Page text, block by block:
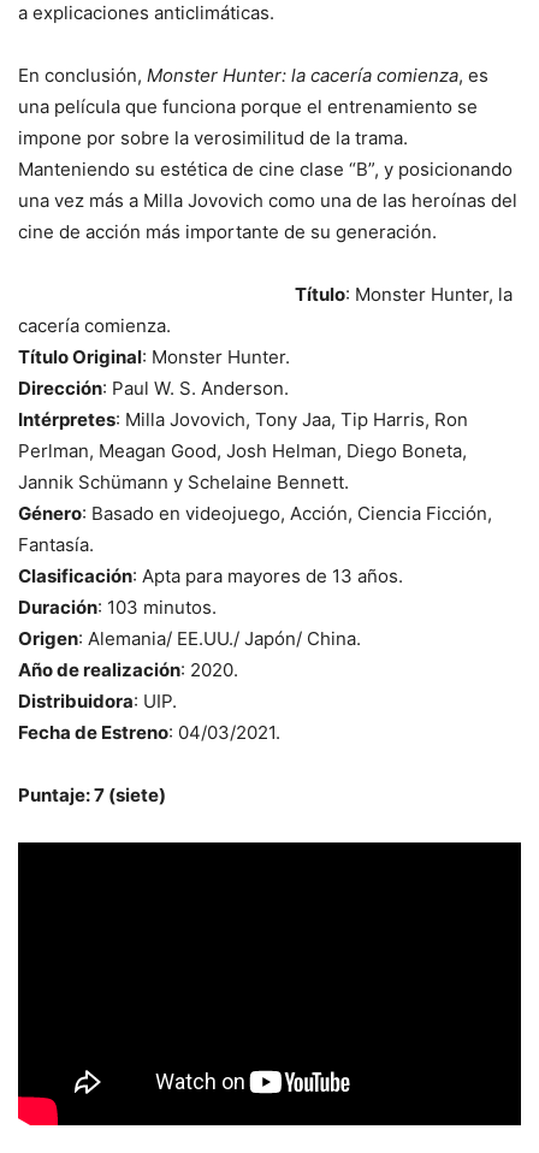
a explicaciones anticlimáticas.
En conclusión, Monster Hunter: la cacería comienza, es
una película que funciona porque el entrenamiento se
impone por sobre la verosimilitud de la trama.
Manteniendo su estética de cine clase “B”, y posicionando
una vez más a Milla Jovovich como una de las heroínas del
cine de acción más importante de su generación.
Título: Monster Hunter, la
cacería comienza.
Título Original: Monster Hunter.
Dirección: Paul W. S. Anderson.
Intérpretes: Milla Jovovich, Tony Jaa, Tip Harris, Ron
Perlman, Meagan Good, Josh Helman, Diego Boneta,
Jannik Schümann y Schelaine Bennett.
Género: Basado en videojuego, Acción, Ciencia Ficción,
Fantasía.
Clasificación: Apta para mayores de 13 años.
Duración: 103 minutos.
Origen: Alemania/ EE.UU./ Japón/ China.
Año de realización: 2020.
Distribuidora: UIP.
Fecha de Estreno: 04/03/2021.
Puntaje: 7 (siete)